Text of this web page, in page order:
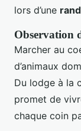
lors d’une
Observation
Marcher au
d’animaux
Du lodge à la
promet de
chaque coin